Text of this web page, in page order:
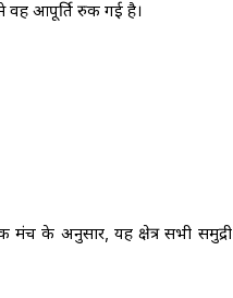
वह आपूर्ति रुक गई है।
मंच के अनुसार, यह क्षेत्र सभी समुद्री